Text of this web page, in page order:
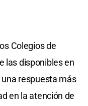
Colegios de
las disponibles en
respuesta más
en la atención de